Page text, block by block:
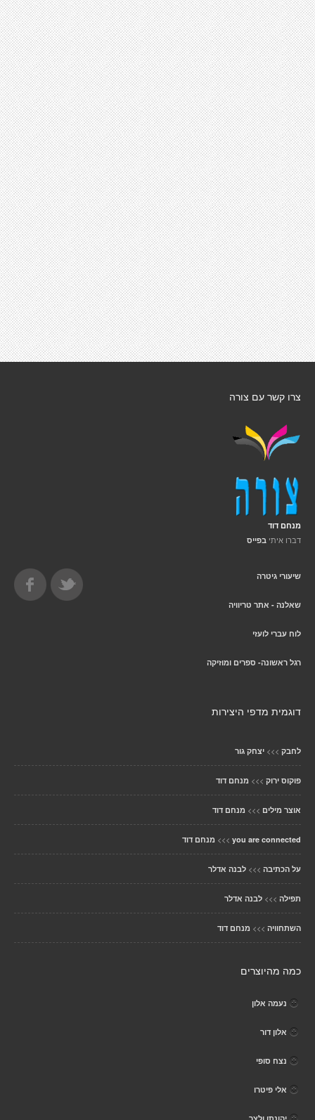
צרו קשר עם צורה
מנחם דוד
דברו איתי בפייס
שיעורי גיטרה
שאלנה - אתר טריוויה
לוח עברי לועזי
רגל ראשונה- ספרים ומוזיקה
דוגמית מדפי היצירות
לחבק >>> יצחק גור
פוקוס ירוק >>> מנחם דוד
אוצר מילים >>> מנחם דוד
you are connected
>>> מנחם דוד
על הכתיבה >>> לבנה אדלר
תפילה >>> לבנה אדלר
השתחוויה >>> מנחם דוד
כמה מהיוצרים
נעמה אלון
אלון דור
נצח סופי
אלי פיטרו